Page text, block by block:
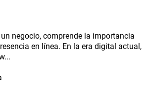
negocio, comprende la importancia
en línea. En la era digital actual,